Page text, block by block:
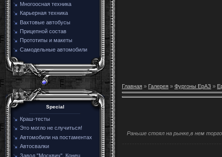
Многоосная техника
Карьерная техника
Вахтовые автобусы
Прицепной состав
Прототипы и макеты
Самодельные автомобили
Special
Краш-тесты
Это могло не случиться!
Автомобили на постаментах
Автосвалки
Завод "Москвич". Конец
Главная » Галерея » Фургоны ЕрАЗ »
Раньше стоял на рынке,в нем